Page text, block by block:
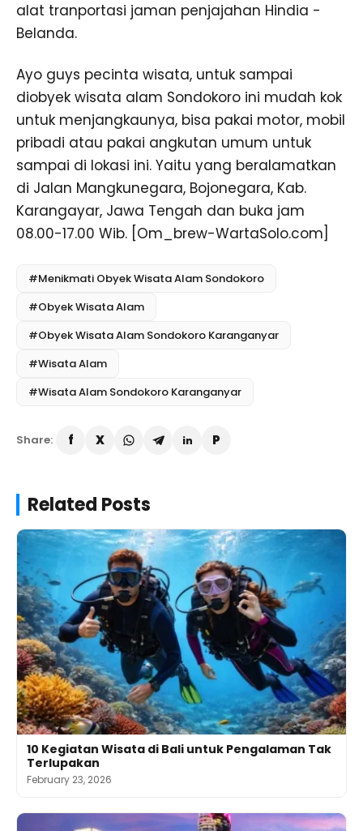
alat tranportasi jaman penjajahan Hindia -
Belanda.
Ayo guys pecinta wisata, untuk sampai
diobyek wisata alam Sondokoro ini mudah kok
untuk menjangkaunya, bisa pakai motor, mobil
pribadi atau pakai angkutan umum untuk
sampai di lokasi ini. Yaitu yang beralamatkan
di Jalan Mangkunegara, Bojonegara, Kab.
Karangayar, Jawa Tengah dan buka jam
08.00-17.00 Wib. [Om_brew-WartaSolo.com]
#Menikmati Obyek Wisata Alam Sondokoro
#Obyek Wisata Alam
#Obyek Wisata Alam Sondokoro Karanganyar
#Wisata Alam
#Wisata Alam Sondokoro Karanganyar
Share:
Related Posts
10 Kegiatan Wisata di Bali untuk Pengalaman Tak
Terlupakan
February 23, 2026